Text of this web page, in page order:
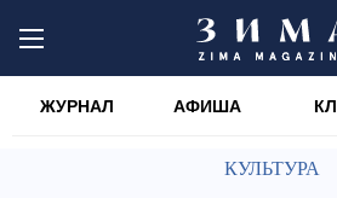
ЖУРНАЛ АФИША
КУЛЬТУРА